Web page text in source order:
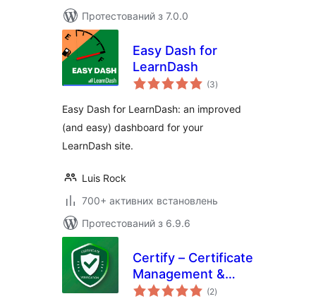
Протестований з 7.0.0
Easy Dash for
LearnDash
(3загальний
рейтинг
)
Easy Dash for LearnDash: an improved
(and easy) dashboard for your
LearnDash site.
Luis Rock
700+ активних встановлень
Протестований з 6.9.6
Certify – Certificate
Management &
Verification (2загальний
рейтинг
)